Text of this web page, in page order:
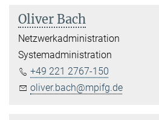
Oliver Bach
Netzwerkadministration
Systemadministration
+49 221 2767-150
oliver.bach@mpifg.de